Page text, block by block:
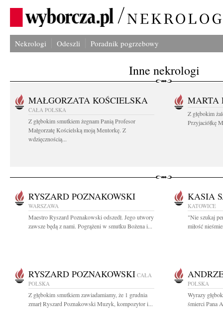
Nekrologi Odeszli Poradnik pogrzebowy
Inne nekrologi
MAŁGORZATA KOŚCIELSKA
CAŁA POLSKA
Z głębokim smutkiem żegnam Panią Profesor
Małgorzatę Kościelską moją Mentorkę. Z
wdzięcznością...
MARTA
Z głębokim
Przyjaciółkę
RYSZARD POZNAKOWSKI
WARSZAWA
Maestro Ryszard Poznakowski odszedł. Jego utwory
zawsze będą z nami. Pogrążeni w smutku Bożena i...
KASIA
KATOWICE
"Nie szukaj
miłość
RYSZARD POZNAKOWSKI CAŁA
POLSKA
Z głębokim smutkiem zawiadamiamy, że 1 grudnia
zmarł Ryszard Poznakowski Muzyk, kompozytor i...
POLSKA
Wyrazy
śmierci Pana